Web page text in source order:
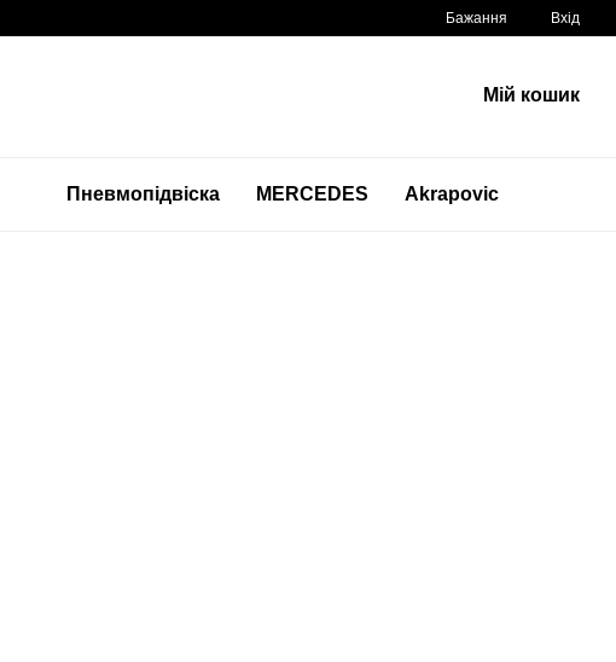
Бажання Вхід
Мій кошик
Пневмопідвіска MERCEDES Akrapovic